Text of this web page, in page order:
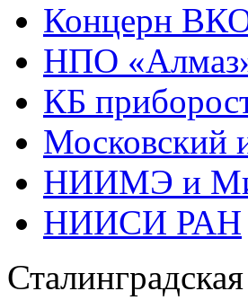
Концерн
НПО
КБ
Московский
НИИМЭ и
НИИСИ РАН